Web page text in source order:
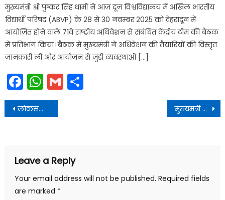
मुख्यमंत्री श्री पुष्कर सिंह धामी ने आज दून विश्वविद्यालय में अखिल भारतीय
विद्यार्थी परिषद (ABVP) के 28 से 30 नवम्बर 2025 को देहरादून में
आयोजित होने वाले 71वें राष्ट्रीय अधिवेशन से संबंधित केंद्रीय टीम की बैठक
में प्रतिभाग किया। बैठक में मुख्यमंत्री ने अधिवेशन की तैयारियों की विस्तृत
जानकारी ली और आयोजन से जुड़ी व्यवस्थाओं […]
Facebook
WhatsApp
Gmail
Post
navigation
लोकसभा सामान्य निर्वाचन में सोशल मीडिया पर प्रकाशित करने से पूर्व प्रचार सामग्री जनपद स्तर पर गठित एमसीएमसी कमेटी से अनुमति लेना अनिवार्य मुख्यमंत्री पुष्कर सिंह धामी ने दुकानदारों से पूछा प्रदेश सरकार की योजनाओं का लाभ
Leave a Reply
Your email address will not be published. Required fields
are marked *